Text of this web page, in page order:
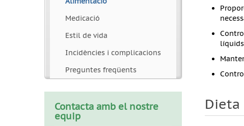
Dieta
Medicació
Estil de vida
Incidències i complicacions
Preguntes freqüents
Contacta amb el nostre
equip